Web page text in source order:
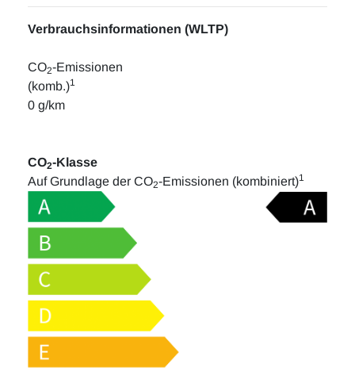
Verbrauchsinformationen (WLTP)
CO2-Emissionen
(komb.)1
0 g/km
CO2-Klasse
Auf Grundlage der CO2-Emissionen (kombiniert)1